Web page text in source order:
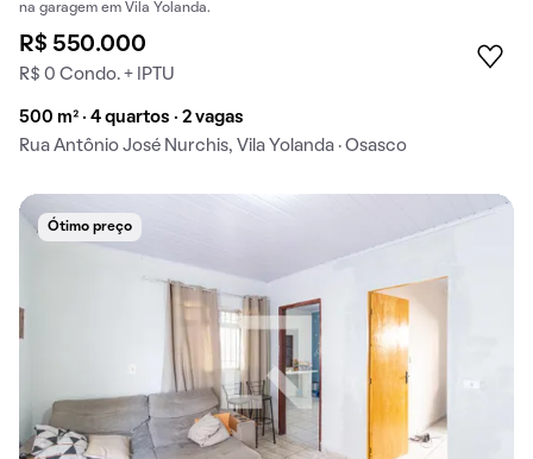
na garagem em Vila Yolanda.
R$ 550.000
R$ 0 Condo. + IPTU
500 m² · 4 quartos · 2 vagas
Rua Antônio José Nurchis, Vila Yolanda · Osasco
Ótimo preço